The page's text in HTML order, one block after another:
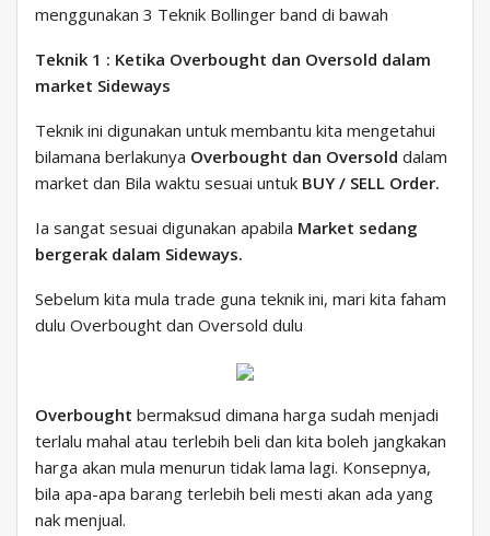
menggunakan 3 Teknik Bollinger band di bawah
Teknik 1 : Ketika Overbought dan Oversold dalam
market Sideways
Teknik ini digunakan untuk membantu kita mengetahui
bilamana berlakunya Overbought dan Oversold dalam
market dan Bila waktu sesuai untuk BUY / SELL Order.
Ia sangat sesuai digunakan apabila Market sedang
bergerak dalam Sideways.
Sebelum kita mula trade guna teknik ini, mari kita faham
dulu Overbought dan Oversold dulu
Overbought bermaksud dimana harga sudah menjadi
terlalu mahal atau terlebih beli dan kita boleh jangkakan
harga akan mula menurun tidak lama lagi. Konsepnya,
bila apa-apa barang terlebih beli mesti akan ada yang
nak menjual.